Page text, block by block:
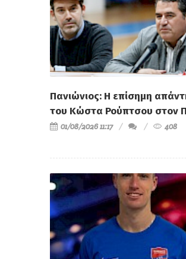
Πανιώνιος: Η επίσημη
του Κώστα Ρούπτσου στον
01/08/2026 11:17 408